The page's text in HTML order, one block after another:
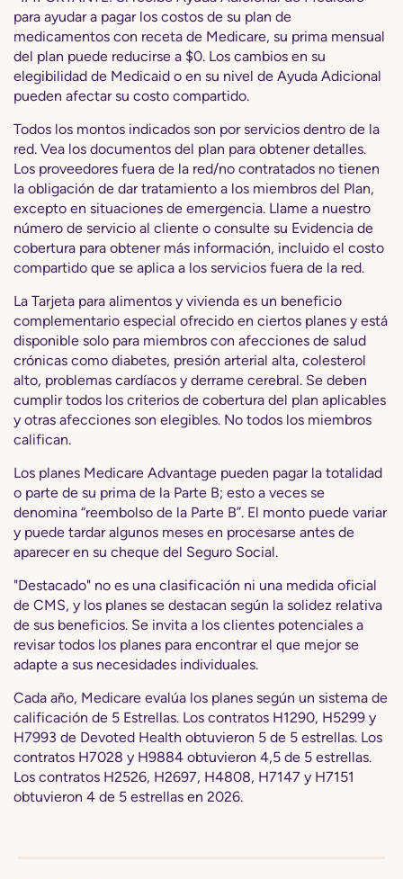
para ayudar a pagar los costos de su plan de
medicamentos con receta de Medicare, su prima mensual
del plan puede reducirse a $0. Los cambios en su
elegibilidad de Medicaid o en su nivel de Ayuda Adicional
pueden afectar su costo compartido.
Todos los montos indicados son por servicios dentro de la
red. Vea los documentos del plan para obtener detalles.
Los proveedores fuera de la red/no contratados no tienen
la obligación de dar tratamiento a los miembros del Plan,
excepto en situaciones de emergencia. Llame a nuestro
número de servicio al cliente o consulte su Evidencia de
cobertura para obtener más información, incluido el costo
compartido que se aplica a los servicios fuera de la red.
La Tarjeta para alimentos y vivienda es un beneficio
complementario especial ofrecido en ciertos planes y está
disponible solo para miembros con afecciones de salud
crónicas como diabetes, presión arterial alta, colesterol
alto, problemas cardíacos y derrame cerebral. Se deben
cumplir todos los criterios de cobertura del plan aplicables
y otras afecciones son elegibles. No todos los miembros
califican.
Los planes Medicare Advantage pueden pagar la totalidad
o parte de su prima de la Parte B; esto a veces se
denomina “reembolso de la Parte B”. El monto puede variar
y puede tardar algunos meses en procesarse antes de
aparecer en su cheque del Seguro Social.
"Destacado" no es una clasificación ni una medida oficial
de CMS, y los planes se destacan según la solidez relativa
de sus beneficios. Se invita a los clientes potenciales a
revisar todos los planes para encontrar el que mejor se
adapte a sus necesidades individuales.
Cada año, Medicare evalúa los planes según un sistema de
calificación de 5 Estrellas. Los contratos H1290, H5299 y
H7993 de Devoted Health obtuvieron 5 de 5 estrellas. Los
contratos H7028 y H9884 obtuvieron 4,5 de 5 estrellas.
Los contratos H2526, H2697, H4808, H7147 y H7151
obtuvieron 4 de 5 estrellas en 2026.